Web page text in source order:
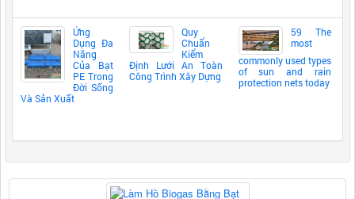
Ứng
Dụng Đa
Năng
Của Bạt
PE Trong
Đời Sống
Và Sản Xuất
Quy
Chuẩn
Kiểm
Định Lưới An Toàn
Công Trình Xây Dựng
59 The
most
commonly used types
of sun and rain
protection nets today